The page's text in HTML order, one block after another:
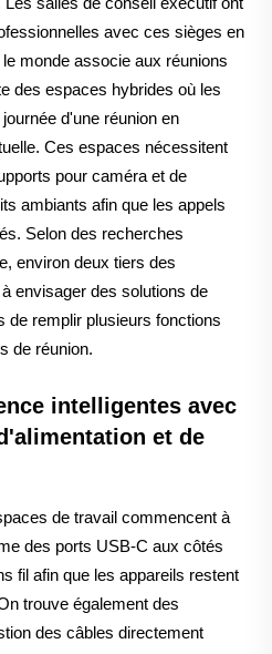
avec ces sièges en
monde associe aux réunions
des espaces hybrides où les
d'une réunion en
Ces espaces nécessitent
pour caméra et de
ambiants afin que les appels
Selon des recherches
environ deux tiers des
envisager des solutions de
de remplir plusieurs fonctions
de réunion.
intelligentes avec
et de
de travail commencent à
des ports USB-C aux côtés
fil afin que les appareils restent
trouve également des
des câbles directement